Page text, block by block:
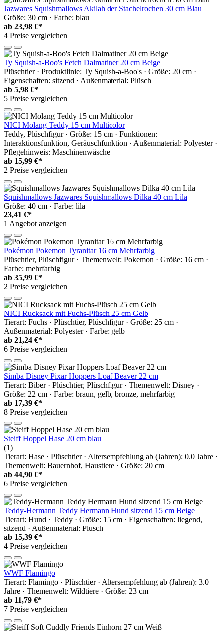
Jazwares Squishmallows Akilah der Stachelrochen 30 cm Blau
Größe: 30 cm · Farbe: blau
ab 23,98 €*
4 Preise vergleichen
Ty Squish-a-Boo's Fetch Dalmatiner 20 cm Beige
Plüschtier · Produktlinie: Ty Squish-a-Boo's · Größe: 20 cm ·
Eigenschaften: sitzend · Außenmaterial: Plüsch
ab 5,98 €*
5 Preise vergleichen
NICI Molang Teddy 15 cm Multicolor
Teddy, Plüschfigur · Größe: 15 cm · Funktionen:
Interaktionsfunktion, Geräuschfunktion · Außenmaterial: Polyester ·
Pflegehinweis: Maschinenwäsche
ab 15,99 €*
2 Preise vergleichen
Squishmallows Jazwares Squishmallows Dilka 40 cm Lila
Größe: 40 cm · Farbe: lila
23,41 €*
1 Angebot anzeigen
Pokémon Pokemon Tyranitar 16 cm Mehrfarbig
Plüschtier, Plüschfigur · Themenwelt: Pokemon · Größe: 16 cm ·
Farbe: mehrfarbig
ab 35,99 €*
2 Preise vergleichen
NICI Rucksack mit Fuchs-Plüsch 25 cm Gelb
Tierart: Fuchs · Plüschtier, Plüschfigur · Größe: 25 cm ·
Außenmaterial: Polyester · Farbe: gelb
ab 21,24 €*
6 Preise vergleichen
Simba Disney Pixar Hoppers Loaf Beaver 22 cm
Tierart: Biber · Plüschtier, Plüschfigur · Themenwelt: Disney ·
Größe: 22 cm · Farbe: braun, gelb, bronze, mehrfarbig
ab 17,39 €*
8 Preise vergleichen
Steiff Hoppel Hase 20 cm blau
(1)
Tierart: Hase · Plüschtier · Altersempfehlung ab (Jahren): 0.0 Jahre ·
Themenwelt: Bauernhof, Haustiere · Größe: 20 cm
ab 44,90 €*
6 Preise vergleichen
Teddy-Hermann Teddy Hermann Hund sitzend 15 cm Beige
Tierart: Hund · Teddy · Größe: 15 cm · Eigenschaften: liegend,
sitzend · Außenmaterial: Plüsch
ab 15,39 €*
4 Preise vergleichen
WWF Flamingo
Tierart: Flamingo · Plüschtier · Altersempfehlung ab (Jahren): 3.0
Jahre · Themenwelt: Wildtiere · Größe: 23 cm
ab 11,79 €*
7 Preise vergleichen